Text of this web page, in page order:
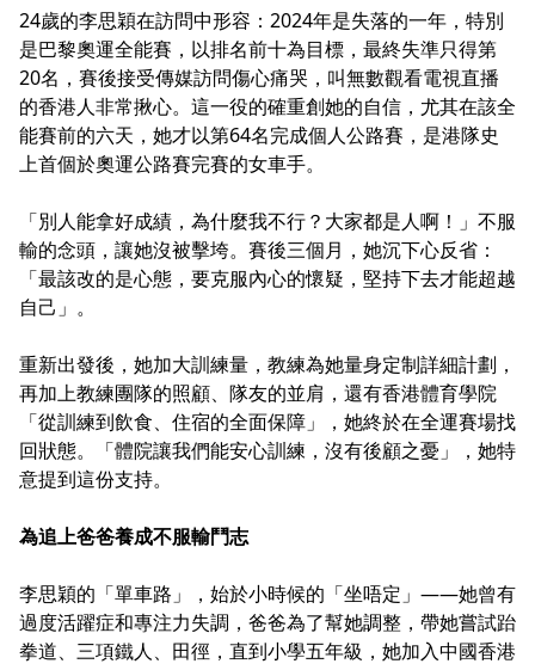
24歲的李思穎在訪問中形容：2024年是失落的一年，特別
是巴黎奧運全能賽，以排名前十為目標，最終失準只得第
20名，賽後接受傳媒訪問傷心痛哭，叫無數觀看電視直播
的香港人非常揪心。這一役的確重創她的自信，尤其在該全
能賽前的六天，她才以第64名完成個人公路賽，是港隊史
上首個於奧運公路賽完賽的女車手。
「別人能拿好成績，為什麼我不行？大家都是人啊！」不服
輸的念頭，讓她沒被擊垮。賽後三個月，她沉下心反省：
「最該改的是心態，要克服內心的懷疑，堅持下去才能超越
自己」。
重新出發後，她加大訓練量，教練為她量身定制詳細計劃，
再加上教練團隊的照顧、隊友的並肩，還有香港體育學院
「從訓練到飲食、住宿的全面保障」，她終於在全運賽場找
回狀態。「體院讓我們能安心訓練，沒有後顧之憂」，她特
意提到這份支持。
為追上爸爸養成不服輸鬥志
李思穎的「單車路」，始於小時候的「坐唔定」——她曾有
過度活躍症和專注力失調，爸爸為了幫她調整，帶她嘗試跆
拳道、三項鐵人、田徑，直到小學五年級，她加入中國香港